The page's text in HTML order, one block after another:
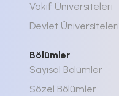
Vakıf Üniversiteleri
Devlet Üniversiteleri
Bölümler
Sayısal Bölümler
Sözel Bölümler